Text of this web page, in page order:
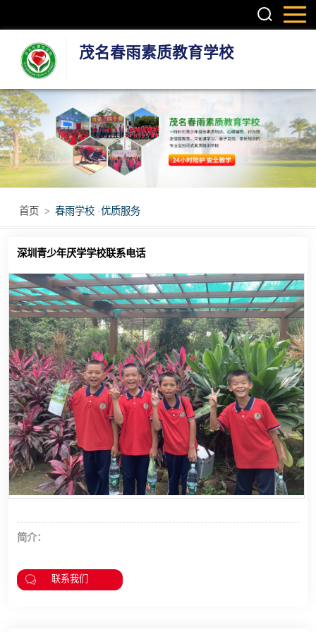
茂名春雨素质教育学校
首页 > 春雨学校 ·优质服务
深圳青少年厌学学校联系电话
简介：
联系我们
叛逆孩子学校
学生厌学学校
孩子厌学学校
青少年厌学学校